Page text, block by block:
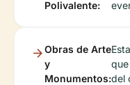
Polivalente:
Obras de Arte
y
Monumentos:del